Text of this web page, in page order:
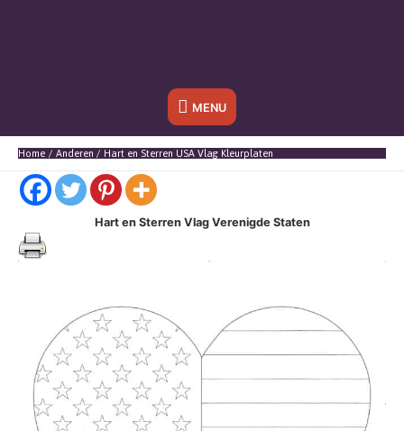
Onder
header
MENU
Home Anderen Hart en Sterren USA Vlag Kleurplaten
Hart en Sterren Vlag Verenigde Staten